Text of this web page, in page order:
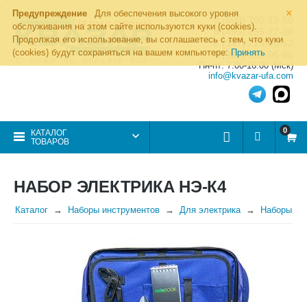
×
Предупреждение
Для обеспечения высокого уровня
обслуживания на этом сайте используются куки (cookies).
Продолжая его использование, вы соглашаетесь с тем, что куки
(cookies) будут сохраняться на вашем компьютере: Принять
8 (800) 700-19-50
8 (495) 255-77-08
8 (347) 225-00-52
8 (986) 963-95-80
Пн-пт: 7.00-16.00 (Мск)
info@kvazar-ufa.com
КАТАЛОГ
ТОВАРОВ
0
НАБОР ЭЛЕКТРИКА НЭ-К4
Каталог Наборы инструментов Для электрика Наборы НЭ